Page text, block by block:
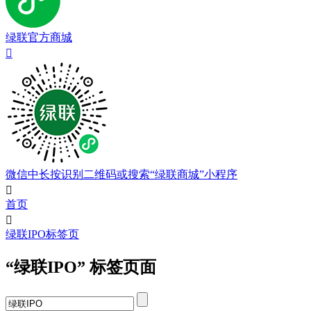
绿联官方商城

微信中长按识别二维码或搜索“绿联商城”小程序

首页

绿联IPO标签页
“绿联IPO” 标签页面